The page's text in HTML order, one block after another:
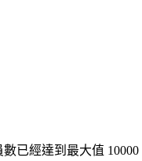
已經達到最大值